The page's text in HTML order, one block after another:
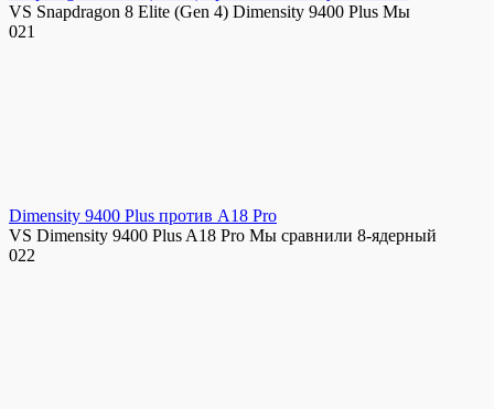
VS Snapdragon 8 Elite (Gen 4) Dimensity 9400 Plus Мы
021
Dimensity 9400 Plus против A18 Pro
VS Dimensity 9400 Plus A18 Pro Мы сравнили 8-ядерный
022